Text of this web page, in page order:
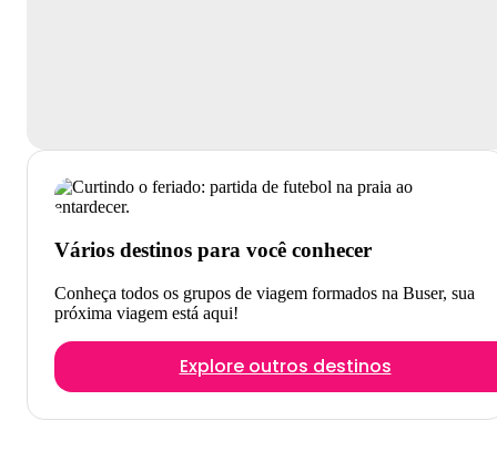
Vários destinos para você conhecer
Conheça todos os grupos de viagem formados na Buser, sua
próxima viagem está aqui!
Explore outros destinos